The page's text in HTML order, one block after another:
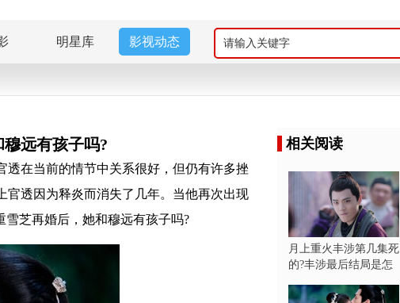
明星库 影视动态
远有孩子吗?
透在当前的情节中关系很好，但仍有许多挫
官透因为释炎而消失了几年。当他再次出现
芝再婚后，她和穆远有孩子吗?
相关阅读
月上重火丰涉第几集死
的?丰涉最后结局是怎